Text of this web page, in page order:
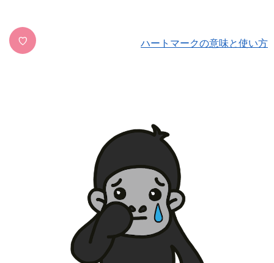
♡ ハートマークの意味と使い方